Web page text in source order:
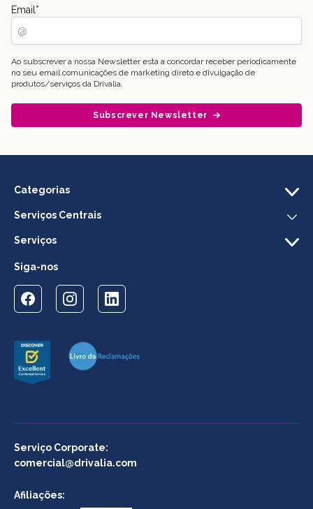
Email*
Ao subscrever a nossa Newsletter está a concordar receber periodicamente
no seu email comunicações de marketing direto e divulgação de
produtos/serviços da Drivalia.
Subscrever Newsletter
Categorias
Serviços Centrais
Serviços
Siga-nos
Serviço Corporate:
comercial@drivalia.com
Afiliações: